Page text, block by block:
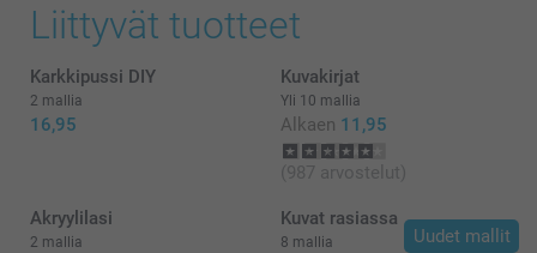
Liittyvät tuotteet
Karkkipussi DIY
2 mallia
16,95
Kuvakirjat
Yli 10 mallia
Alkaen 11,95
(987 arvostelut)
Akryylilasi
2 mallia Uudet mallit
Kuvat rasiassa
8 mallia